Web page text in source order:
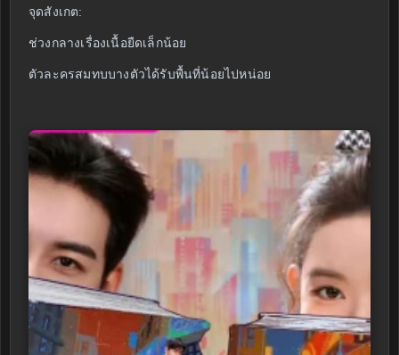
จุดสังเกต:
ช่วงกลางเรื่องเนื้อยืดเล็กน้อย
ตัวละครสมทบบางตัวได้รับพื้นที่น้อยไปหน่อย